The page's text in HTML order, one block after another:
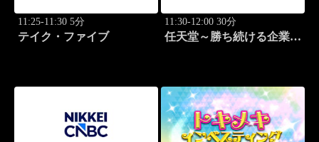
11:25-11:30 5分
テイク・ファイブ
11:30-12:00 30分
任天堂～勝ち続ける企業の